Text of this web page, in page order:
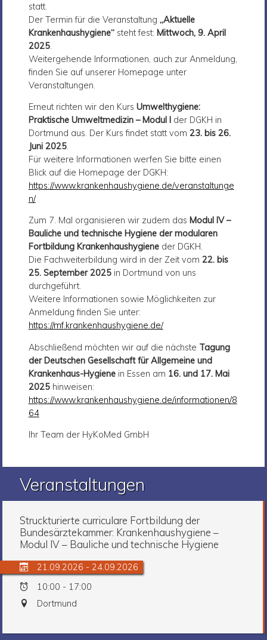
statt.
Der Termin für die Veranstaltung „Aktuelle
Krankenhaushygiene“steht fest: Mittwoch, 9. April
2025.
Weitergehende Informationen, auch zur Anmeldung,
finden Sie auf unserer Homepage unter
Veranstaltungen.
Erneut richten wir den Kurs Umwelthygiene:
Praktische Umweltmedizin – Modul Ider DGKH in
Dortmund aus. Der Kurs findet statt vom 23. bis 26.
Juni 2025.
Für weitere Informationen werfen Sie bitte einen
Blick auf die Homepage der DGKH:
https://www.krankenhaushygiene.de/veranstaltunge
n/
Zum 7. Mal organisieren wir zudem das Modul IV –
Bauliche und technische Hygiene der modularen
Fortbildung Krankenhaushygieneder DGKH.
Die Fachweiterbildung wird in der Zeit vom 22. bis
25. September 2025in Dortmund von uns
durchgeführt.
Weitere Informationen sowie Möglichkeiten zur
Anmeldung finden Sie unter:
https://mf.krankenhaushygiene.de/
Abschließend möchten wir auf die nächste Tagung
der Deutschen Gesellschaft für Allgemeine und
Krankenhaus-Hygienein Essen am 16. und 17. Mai
2025hinweisen:
https://www.krankenhaushygiene.de/informationen/8
64
Ihr Team der HyKoMed GmbH
Veranstaltungen
Struckturierte curriculare Fortbildung der
Bundesärztekammer: Krankenhaushygiene –
Modul IV – Bauliche und technische Hygiene
21.09.2026 - 24.09.2026
10:00 - 17:00
Dortmund